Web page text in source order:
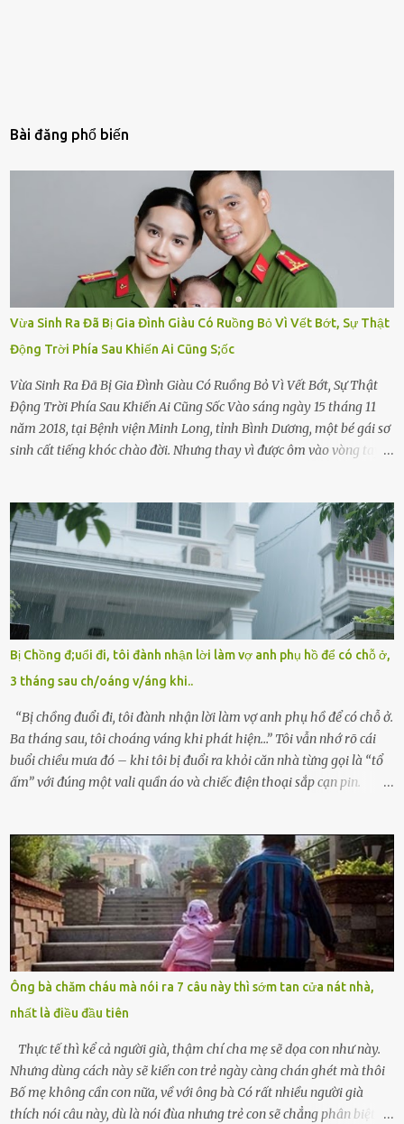
Bài đăng phổ biến
Vừa Sinh Ra Đã Bị Gia Đình Giàu Có Ruồng Bỏ Vì Vết Bớt, Sự Thật
Động Trời Phía Sau Khiến Ai Cũng S;ốc
Vừa Sinh Ra Đã Bị Gia Đình Giàu Có Ruồng Bỏ Vì Vết Bớt, Sự Thật
Động Trời Phía Sau Khiến Ai Cũng Sốc Vào sáng ngày 15 tháng 11
năm 2018, tại Bệnh viện Minh Long, tỉnh Bình Dương, một bé gái sơ
sinh cất tiếng khóc chào đời. Nhưng thay vì được ôm vào vòng tay
hảo, địa vị cao sang của ông Trần Quốc Tùng xem như điềm gở. Ông
Tùng, một doanh nhân quyền lực có tiếng ở Bình Dương, cùng vợ là
bà Đỗ Thị Nga, lập tức ra quyết định nhẫn tâm: bỏ lại đứa trẻ. Họ
viện cớ “không đủ khả năng nuôi dưỡng” và ký vào giấy từ chối
quyền giám hộ, yêu cầu bệnh viện xử lý bé như một trường hợp bị
bỏ rơi. Trong khi ấy, con gái ruột của họ – Trần Lệ Mi – vẫn đang
mê man sau sinh, hoàn toàn không hay biết chuyện gì xảy ra.
Thiếu úy Nguyễn Thị Mai, một nữ cảnh sát công tác tại địa phương,
tình cờ chứng kiến giây phút bé bị đưa đi trong lặng lẽ. Nét mặt đỏ
hỏn, bàn tay bé xíu co quắp, ...
Bị Chồng đ;uổi đi, tôi đành nhận lời làm vợ anh phụ hồ để có chỗ ở,
3 tháng sau ch/oáng v/áng khi..
“Bị chồng đuổi đi, tôi đành nhận lời làm vợ anh phụ hồ để có chỗ ở.
Ba tháng sau, tôi choáng váng khi phát hiện…” Tôi vẫn nhớ rõ cái
buổi chiều mưa đó – khi tôi bị đuổi ra khỏi căn nhà từng gọi là “tổ
ấm” với đúng một vali quần áo và chiếc điện thoại sắp cạn pin.
cưới cô để có con. Không phải để nuôi một cái thân bất tài chỉ biết
khóc lóc,” anh ta gằn giọng, đẩy mạnh cánh cửa trước mặt tôi.
Tiếng cánh cửa đóng lại, vang lên như một bản án lạnh lùng. Tôi
đứng chết lặng giữa cơn mưa, không biết đi đâu, về đâu. Bố mẹ tôi
mất sớm. Tôi chẳng có anh chị em. Họ hàng cũng thưa thớt, chẳng
ai thân thiết đến mức có thể mở lòng cho tôi tá túc. Bạn bè? Ai cũng
bận rộn với gia đình riêng của họ. Tôi đã từng đặt cược cả thanh
xuân vào người chồng ấy – và giờ, tôi chỉ còn lại chính mình. Tôi lên
chiếc xe buýt cuối ngày, trốn chạy khỏi thành phố và nỗi đau. Tôi v...
Ông bà chăm cháu mà nói ra 7 câu này thì sớm tan cửa nát nhà,
nhất là điều đầu tiên
Thực tế thì kể cả người già, thậm chí cha mẹ sẽ dọa con như này.
Nhưng dùng cách này sẽ kiến con trẻ ngày càng chán ghét mà thôi
Bố mẹ không cần con nữa, về với ông bà Có rất nhiều người già
thích nói câu này, dù là nói đùa nhưng trẻ con sẽ chẳng phân biệt